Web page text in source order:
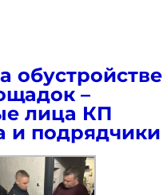
обустройстве
–
лица КП
и подрядчики